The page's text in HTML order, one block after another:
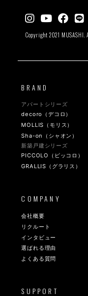
Copyright 2021 MUSASHI.
BRAND
アパートシリーズ
decoro（デコロ）
MOLLIS（モリス）
Sha-on（シャオン）
新築戸建シリーズ
PICCOLO（ピッコロ）
GRALLIS（グラリス）
COMPANY
会社概要
リクルート
インタビュー
選ばれる理由
よくある質問
SUPPORT